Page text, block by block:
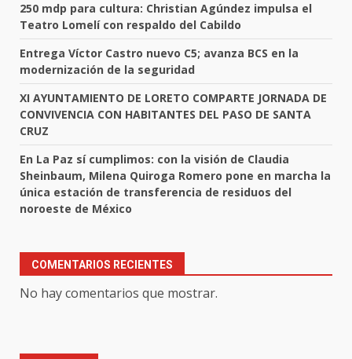
250 mdp para cultura: Christian Agúndez impulsa el
Teatro Lomelí con respaldo del Cabildo
Entrega Víctor Castro nuevo C5; avanza BCS en la
modernización de la seguridad
XI AYUNTAMIENTO DE LORETO COMPARTE JORNADA DE
CONVIVENCIA CON HABITANTES DEL PASO DE SANTA
CRUZ
En La Paz sí cumplimos: con la visión de Claudia
Sheinbaum, Milena Quiroga Romero pone en marcha la
única estación de transferencia de residuos del
noroeste de México
COMENTARIOS RECIENTES
No hay comentarios que mostrar.